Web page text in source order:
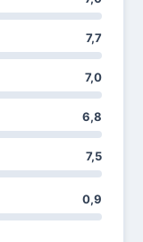
7,7
7,0
6,8
7,5
0,9